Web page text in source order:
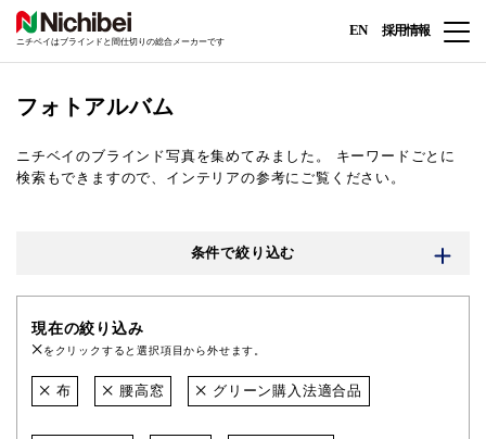
ニチベイはブラインドと間仕切りの総合メーカーです
EN 採用情報
フォトアルバム
ニチベイのブラインド写真を集めてみました。
キーワードごとに
検索もできますので、インテリアの参考にご覧ください。
条件で絞り込む
現在の絞り込み
をクリックすると選択項目から外せます。
布 腰高窓 グリーン購入法適合品